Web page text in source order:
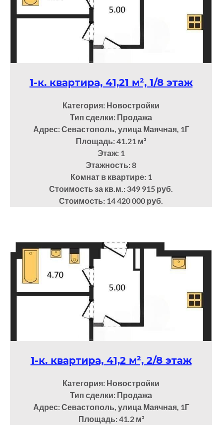
1-к. квартира, 41,21 м², 1/8 этаж
Категория: Новостройки
Тип сделки: Продажа
Адрес: Севастополь, улица Маячная, 1Г
Площадь: 41.21 м²
Этаж: 1
Этажность: 8
Комнат в квартире: 1
Стоимость за кв.м.: 349 915 руб.
Стоимость: 14 420 000 руб.
1-к. квартира, 41,2 м², 2/8 этаж
Категория: Новостройки
Тип сделки: Продажа
Адрес: Севастополь, улица Маячная, 1Г
Площадь: 41.2м²